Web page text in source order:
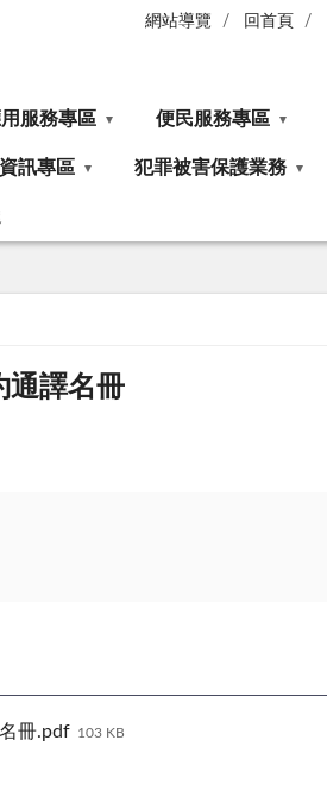
網站導覽 回首頁
服務專區 便民服務專區
訊專區 犯罪被害保護業務
通譯名冊
冊.pdf 103 KB